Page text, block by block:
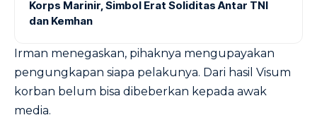
Korps Marinir, Simbol Erat Soliditas Antar TNI
dan Kemhan
Irman menegaskan, pihaknya mengupayakan
pengungkapan siapa pelakunya. Dari hasil Visum
korban belum bisa dibeberkan kepada awak
media.